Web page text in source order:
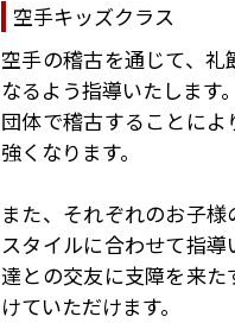
空手キッズクラス
空手の稽古を通じて、
なるよう指導いたします。
団体で稽古することに
強くなります。
また、それぞれのお子
スタイルに合わせて指
達との交友に支障を来
けていただけます。